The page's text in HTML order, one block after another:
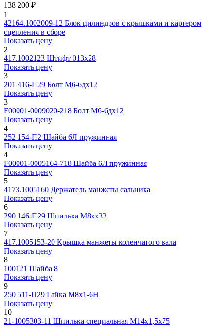
138 200 ₽
1
42164.1002009-12 Блок цилиндров с крышками и картером
сцепления в сборе
Показать цену
2
417.1002123 Штифт 013х28
Показать цену
3
201 416-П29 Болт М6-6дх12
Показать цену
3
F00001-0009020-218 Болт М6-6дх12
Показать цену
4
252 154-П2 Шайба 6Л пружинная
Показать цену
4
F00001-0005164-718 Шайба 6Л пружинная
Показать цену
5
4173.1005160 Держатель манжеты сальника
Показать цену
6
290 146-П29 Шпилька М8хx32
Показать цену
7
417.1005153-20 Крышка манжеты коленчатого вала
Показать цену
8
100121 Шайба 8
Показать цену
9
250 511-П29 Гайка М8х1-6Н
Показать цену
10
21-1005303-11 Шпилька специальная М14х1,5х75